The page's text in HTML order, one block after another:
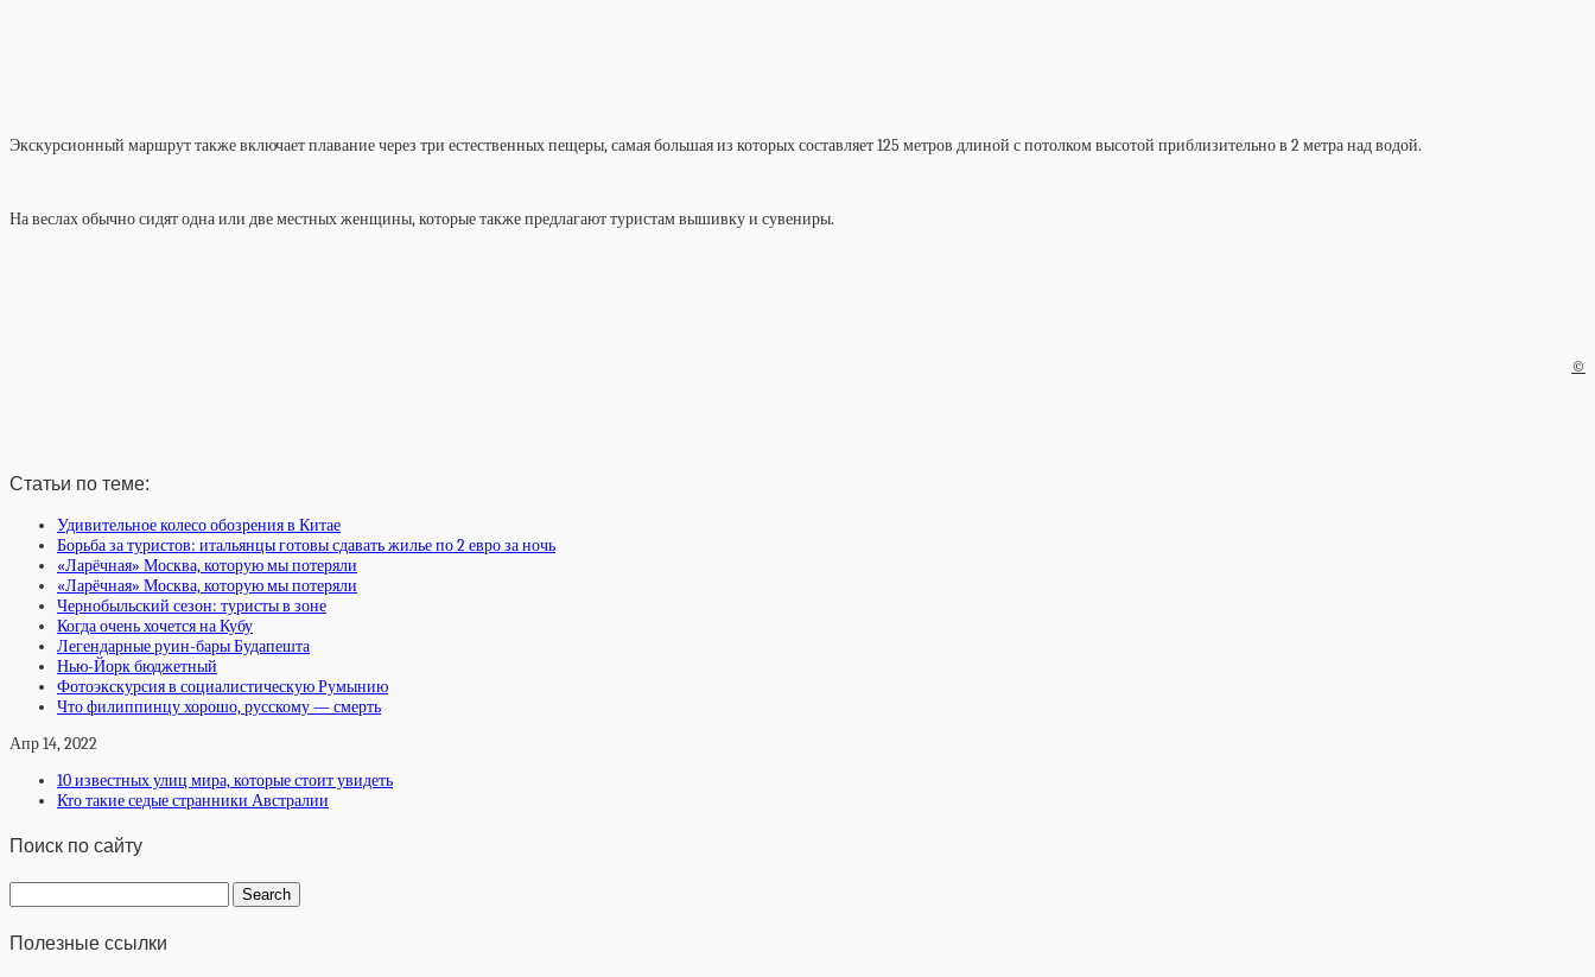
Экскурсионный маршрут также включает плавание через три естественных пещеры, самая большая из которых составляет 125 метров длиной с потолком высотой приблизительно в 2 метра над водой.
На веслах обычно сидят одна или две местных женщины, которые также предлагают туристам вышивку и сувениры.
©
Статьи по теме:
Удивительное колесо обозрения в Китае
Борьба за туристов: итальянцы готовы сдавать жилье по 2 евро за ночь
«Ларёчная» Москва, которую мы потеряли
«Ларёчная» Москва, которую мы потеряли
Чернобыльский сезон: туристы в зоне
Когда очень хочется на Кубу
Легендарные руин-бары Будапешта
Нью-Йорк бюджетный
Фотоэкскурсия в социалистическую Румынию
Что филиппинцу хорошо, русскому — смерть
Апр 14, 2022
10 известных улиц мира, которые стоит увидеть
Кто такие седые странники Австралии
Поиск по сайту
Полезные ссылки